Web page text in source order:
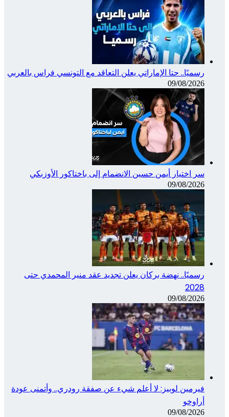
رسميًا.. حتا الإماراتي يعلن التعاقد مع التونسي فراس بالعربي
09/08/2026
سر اختيار أيمن حسين الانضمام إلى باختاكور الأوزبكي
09/08/2026
رسميًا.. نهضة بركان يعلن تجديد عقد منير المحمدي حتى
2028
09/08/2026
فيرمين لوبيز: لا أعلم شيء عن صفقة رودري.. وأتمنى عودة
أراوخو
09/08/2026